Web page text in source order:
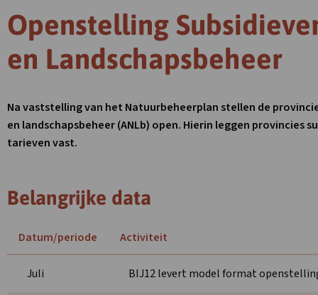
Openstelling
en Landschapsbeheer
Na vaststelling van het Natuurbeheerplan stellen de
en landschapsbeheer (ANLb) open. Hierin leggen provincies
tarieven vast.
Belangrijke data
Datum/periode Activiteit
Juli BIJ12 levert model format